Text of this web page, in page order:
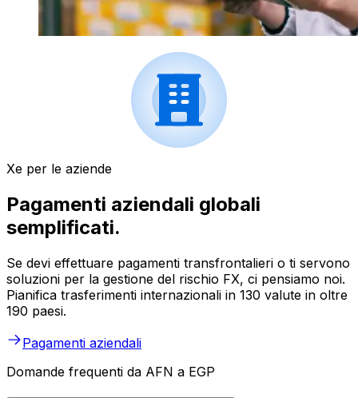
Xe per le aziende
Pagamenti aziendali globali
semplificati.
Se devi effettuare pagamenti transfrontalieri o ti servono
soluzioni per la gestione del rischio FX, ci pensiamo noi.
Pianifica trasferimenti internazionali in 130 valute in oltre
190 paesi.
Pagamenti aziendali
Domande frequenti da AFN a EGP